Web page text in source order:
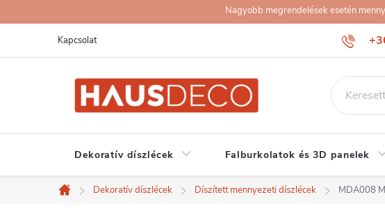
a
Nagyobb megrendelések esetén
Kapcsolat
Dekoratív díszlécek Falburkolatok és 3D panelek
Kezdőlap
Dekoratív díszlécek Díszített mennyezeti díszlécek MDA008